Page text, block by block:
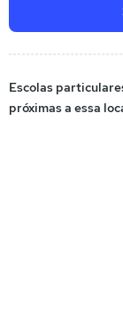
Escolas
próximas a essa